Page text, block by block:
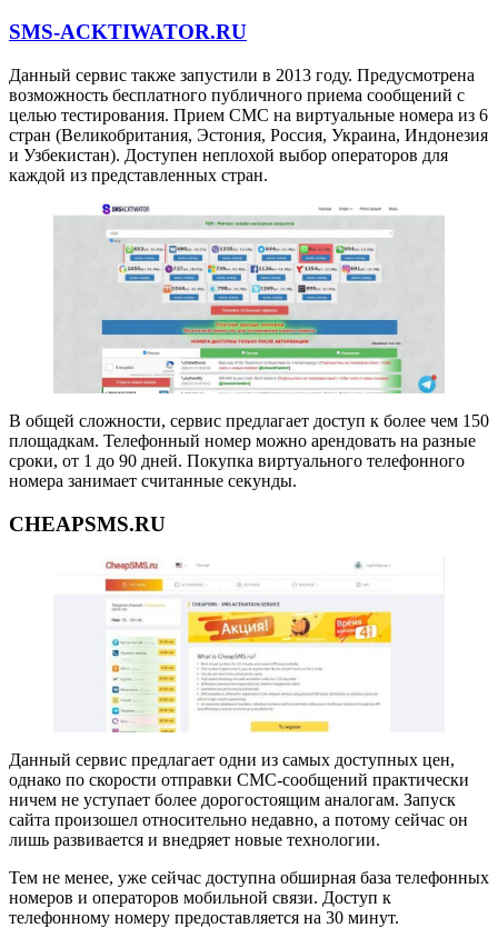
SMS-ACKTIWATOR.RU
Данный сервис также запустили в 2013 году. Предусмотрена
возможность бесплатного публичного приема сообщений с
целью тестирования. Прием СМС на виртуальные номера из 6
стран (Великобритания, Эстония, Россия, Украина, Индонезия
и Узбекистан). Доступен неплохой выбор операторов для
каждой из представленных стран.
В общей сложности, сервис предлагает доступ к более чем 150
площадкам. Телефонный номер можно арендовать на разные
сроки, от 1 до 90 дней. Покупка виртуального телефонного
номера занимает считанные секунды.
CHEAPSMS.RU
Данный сервис предлагает одни из самых доступных цен,
однако по скорости отправки СМС-сообщений практически
ничем не уступает более дорогостоящим аналогам. Запуск
сайта произошел относительно недавно, а потому сейчас он
лишь развивается и внедряет новые технологии.
Тем не менее, уже сейчас доступна обширная база телефонных
номеров и операторов мобильной связи. Доступ к
телефонному номеру предоставляется на 30 минут.